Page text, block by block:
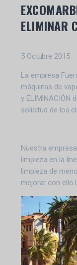
ELIMINAR
5 Octubre 2015
La empresa
máquinas de
y ELIMINACIÓN
solicitud de los
Nuestra
limpieza en la
limpieza de
mejorar con ello